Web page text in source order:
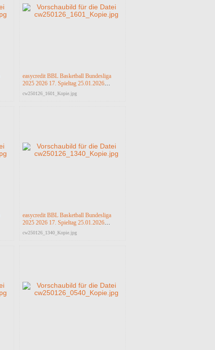
easycredit BBL Basketball Bundesliga
2025 2026 17. Spieltag 25.01.2026
Science City Jena vs RASTA Vechta
cw250126_1601_Kopie.jpg
easycredit BBL Basketball Bundesliga
2025 2026 17. Spieltag 25.01.2026
Science City Jena vs RASTA Vechta
cw250126_1340_Kopie.jpg